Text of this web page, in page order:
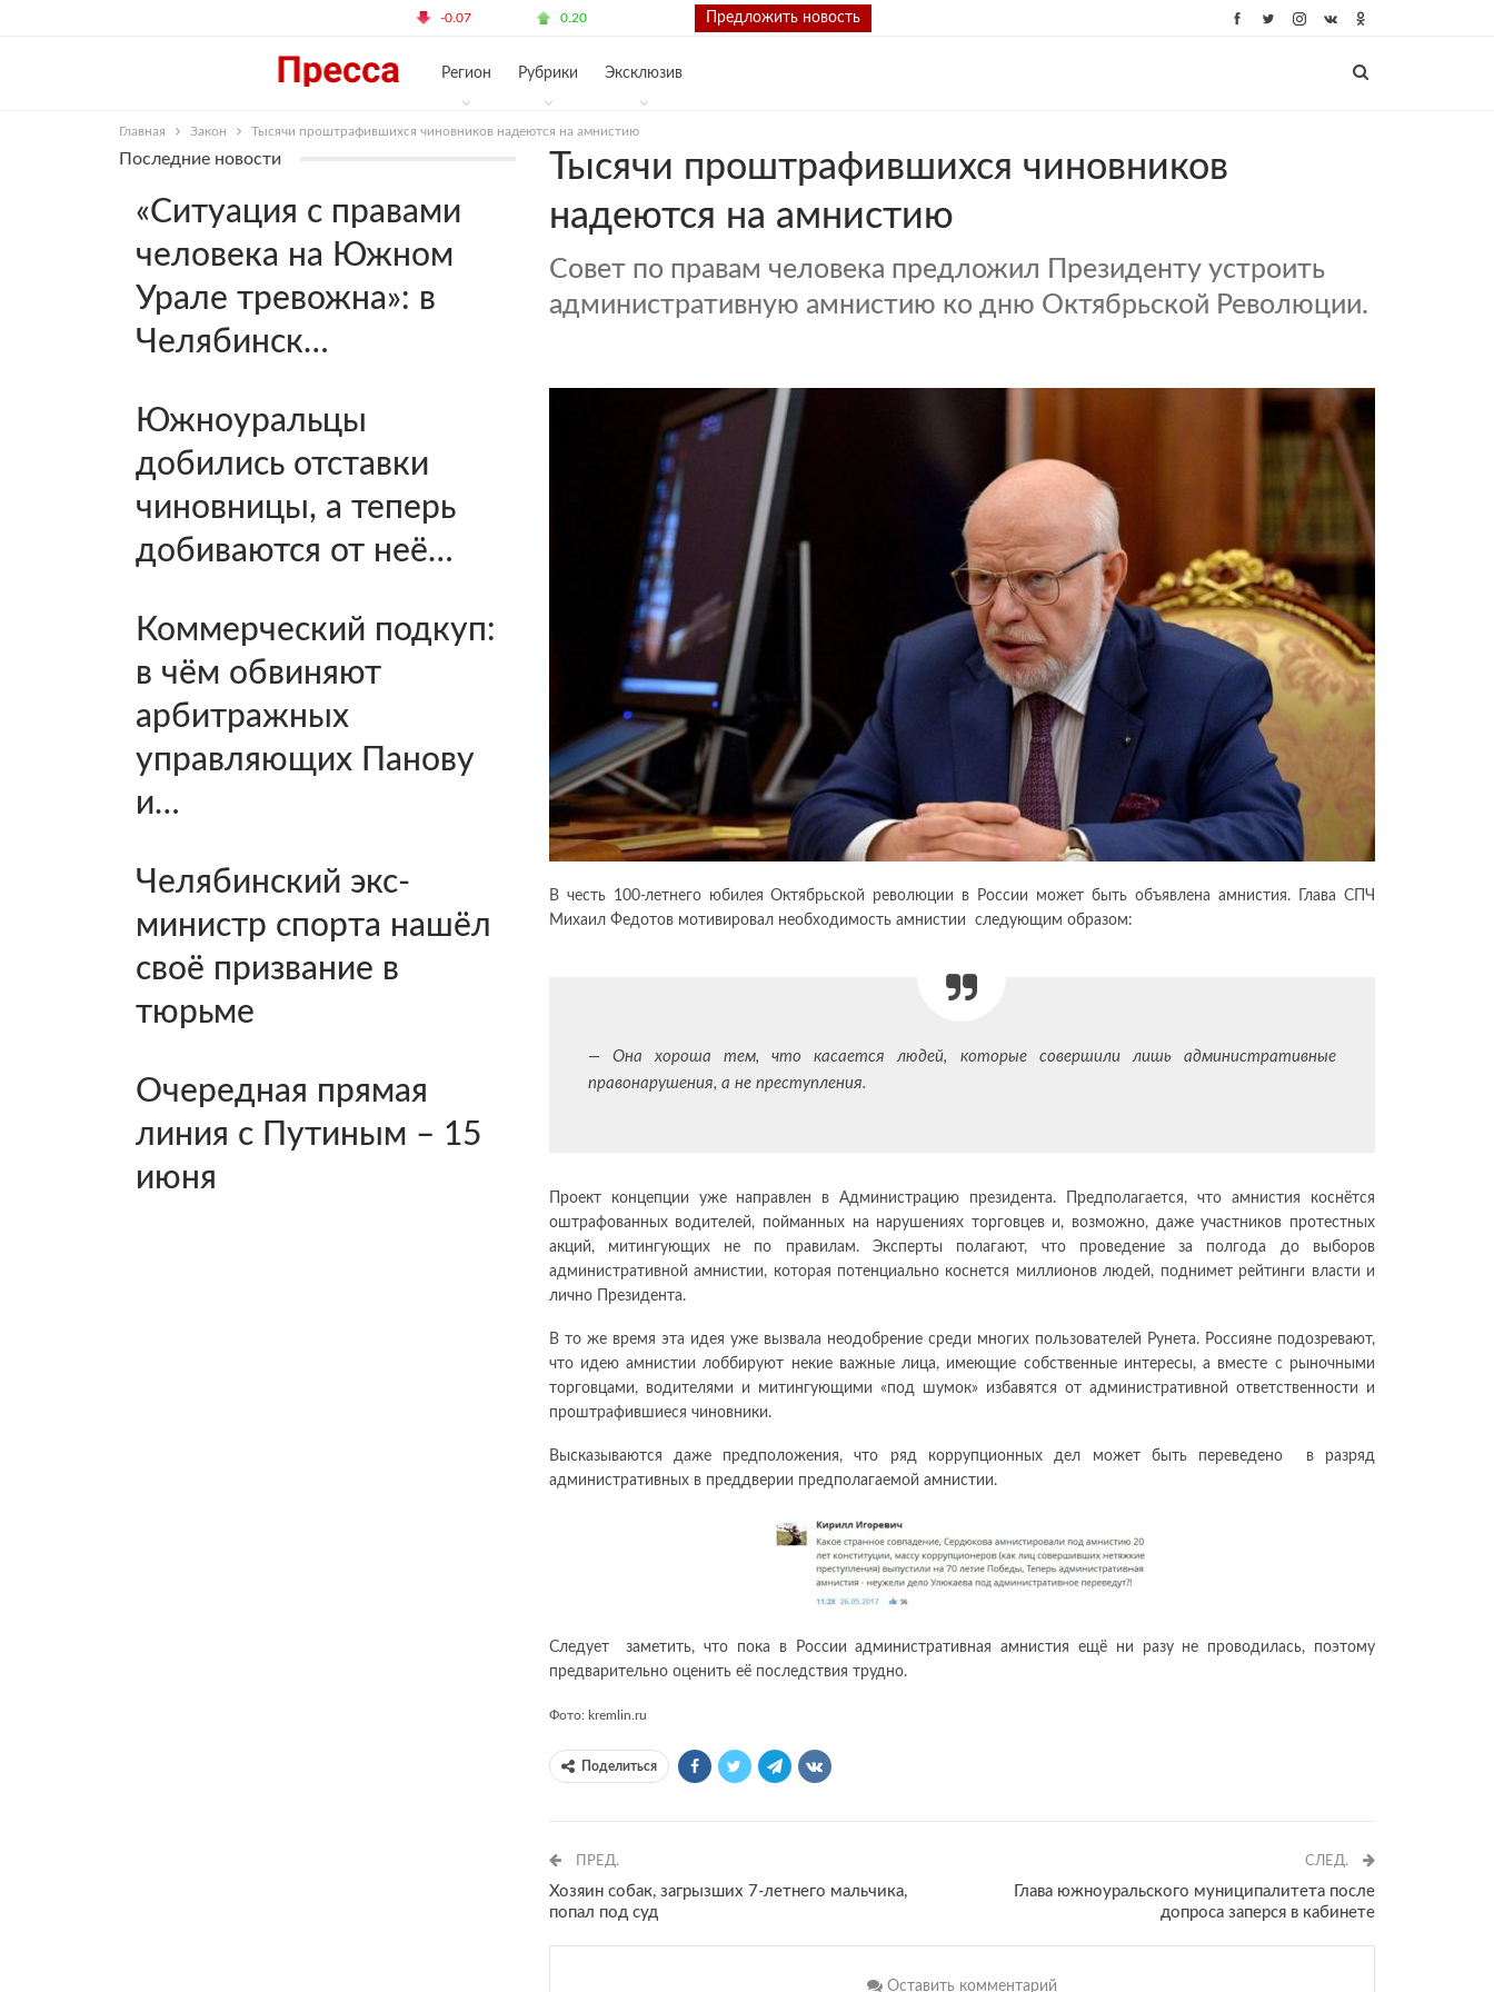
-0.07 0.20 Предложить новость
Регион Рубрики Эксклюзив
Главная Закон Тысячи проштрафившихся чиновников надеются на амнистию
Тысячи проштрафившихся чиновников
надеются на амнистию
Совет по правам человека предложил Президенту устроить
административную амнистию ко дню Октябрьской Революции.
В честь 100-летнего юбилея Октябрьской революции в России может быть объявлена амнистия. Глава СПЧ
Михаил Федотов мотивировал необходимость амнистии следующим образом:
— Она хороша тем, что касается людей, которые совершили лишь административные
правонарушения, а не преступления.
Проект концепции уже направлен в Администрацию президента. Предполагается, что амнистия коснётся
оштрафованных водителей, пойманных на нарушениях торговцев и, возможно, даже участников протестных
акций, митингующих не по правилам. Эксперты полагают, что проведение за полгода до выборов
административной амнистии, которая потенциально коснется миллионов людей, поднимет рейтинги власти и
лично Президента.
В то же время эта идея уже вызвала неодобрение среди многих пользователей Рунета. Россияне подозревают,
что идею амнистии лоббируют некие важные лица, имеющие собственные интересы, а вместе с рыночными
торговцами, водителями и митингующими «под шумок» избавятся от административной ответственности и
проштрафившиеся чиновники.
Высказываются даже предположения, что ряд коррупционных дел может быть переведено в разряд
административных в преддверии предполагаемой амнистии.
Следует заметить, что пока в России административная амнистия ещё ни разу не проводилась, поэтому
предварительно оценить её последствия трудно.
Фото: kremlin.ru
Поделиться
ПРЕД.
Хозяин собак, загрызших 7-летнего мальчика,
попал под суд
СЛЕД.
Глава южноуральского муниципалитета после
допроса заперся в кабинете
Оставить комментарий
Последние новости
«Ситуация с правами
человека на Южном
Урале тревожна»: в
Челябинск…
Южноуральцы
добились отставки
чиновницы, а теперь
добиваются от неё…
Коммерческий подкуп:
в чём обвиняют
арбитражных
управляющих Панову
и…
Челябинский экс-
министр спорта нашёл
своё призвание в
тюрьме
Очередная прямая
линия с Путиным – 15
июня